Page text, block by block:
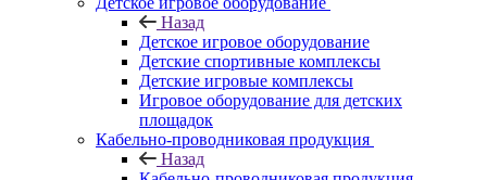
Назад
Детское игровое оборудование
Детские спортивные комплексы
Детские игровые комплексы
Игровое оборудование для детских
площадок
Кабельно-проводниковая продукция
Назад